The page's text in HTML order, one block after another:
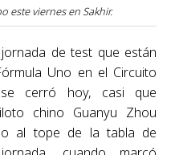
este viernes en Sakhir.
de test que están
Uno en el Circuito
cerró hoy, casi que
chino Guanyu Zhou
al tope de la tabla de